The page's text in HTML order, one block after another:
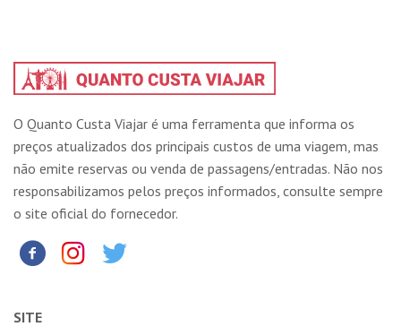
O Quanto Custa Viajar é uma ferramenta que informa os
preços atualizados dos principais custos de uma viagem, mas
não emite reservas ou venda de passagens/entradas. Não nos
responsabilizamos pelos preços informados, consulte sempre
o site oficial do fornecedor.
SITE